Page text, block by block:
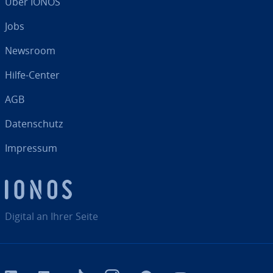
Digital an Ihrer Seite
Jobs
Newsroom
Hilfe-Center
AGB
Da­ten­schutz
Impressum